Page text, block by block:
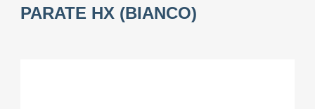
PARATE HX (BIANCO)